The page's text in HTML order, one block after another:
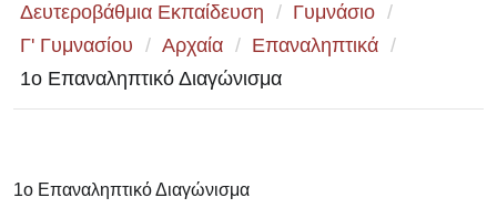
Δευτεροβάθμια Εκπαίδευση / Γυμνάσιο /
Γ' Γυμνασίου / Αρχαία / Επαναληπτικά /
1ο Επαναληπτικό Διαγώνισμα
1ο Επαναληπτικό Διαγώνισμα